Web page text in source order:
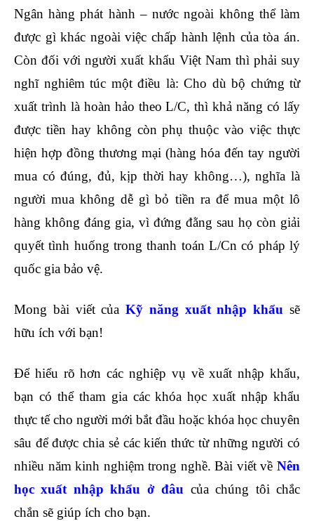
Ngân hàng phát hành – nước ngoài không thể làm
được gì khác ngoài việc chấp hành lệnh của tòa án.
Còn đối với người xuất khẩu Việt Nam thì phải suy
nghĩ nghiêm túc một điều là: Cho dù bộ chứng từ
xuất trình là hoàn hảo theo L/C, thì khả năng có lấy
được tiền hay không còn phụ thuộc vào việc thực
hiện hợp đồng thương mại (hàng hóa đến tay người
mua có đúng, đủ, kịp thời hay không…), nghĩa là
người mua không dễ gì bỏ tiền ra để mua một lô
hàng không đáng gia, vì đứng đằng sau họ còn giải
quyết tình huống trong thanh toán L/Cn có pháp lý
quốc gia bảo vệ.
Mong bài viết củaKỹ năng xuất nhập khẩu sẽ
hữu ích với bạn!
Để hiểu rõ hơn các nghiệp vụ về xuất nhập khẩu,
bạn có thể tham gia cáckhóa học xuất nhập khẩu
thực tếcho người mới bắt đầu hoặc khóa học chuyên
sâu để được chia sẻ các kiến thức từ những người có
nhiều năm kinh nghiệm trong nghề. Bài viết về Nên
học xuất nhập khẩu ở đâu của chúng tôi chắc
chắn sẽ giúp ích cho bạn.